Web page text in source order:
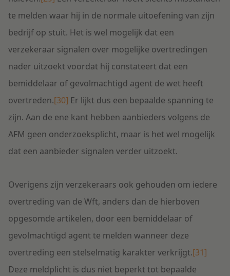
te melden waar hij in de normale uitoefening van zijn
bedrijf op stuit. Het is wel mogelijk dat een
verzekeraar signalen over mogelijke overtredingen
nader uitzoekt voordat hij constateert dat een
bemiddelaar of gevolmachtigd agent de wet heeft
overtreden.[30] Er lijkt dus een bepaalde spanning te
zijn. Aan de ene kant hebben aanbieders volgens de
AFM geen onderzoeksplicht, maar is het wel mogelijk
dat een aanbieder signalen verder uitzoekt.
Overigens zijn verzekeraars ook gehouden om iedere
overtreding van de Wft, anders dan de hierboven
opgesomde artikelen, door een bemiddelaar of
gevolmachtigd agent te melden wanneer deze
overtreding een stelselmatig karakter verkrijgt.[31]
Deze meldplicht is dus niet beperkt tot bepaalde